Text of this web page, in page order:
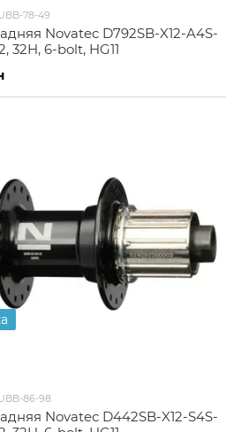
78-49
Novatec D792SB-X12-A4S-
32H, 6-bolt, HG11
86-98
Novatec D442SB-X12-S4S-